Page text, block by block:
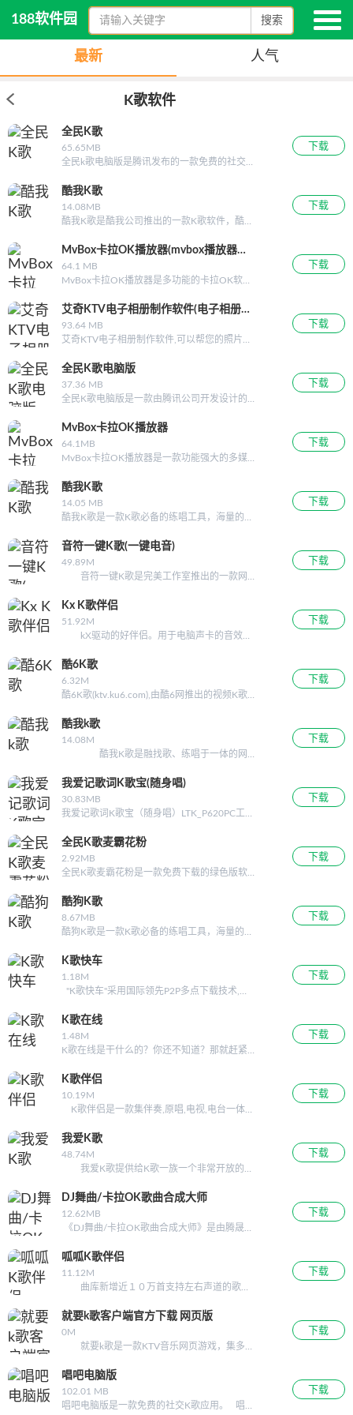
188软件园 搜索
最新 人气
K歌软件
全民K歌
65.65MB
全民k歌电脑版是腾讯发布的一款免费的社交K
音、好友擂台、趣味互动以及社交分享功能。
全民k歌电脑版可模拟KTV、演唱会、剧场、露
天广场等多种音效，让你的演唱瞬间高大上。
登录，支持点歌、录歌、录MV,调音，作品保
存和发布。喜欢K歌的你千万不要错过了哦！
赶快来下载体验吧！ 全民k歌功能介绍：
五音不全?也能唱! 全民k歌电脑版,就
下载
酷我K歌
14.08MB
酷我K歌是酷我公司推出的一款K歌软件，酷我
软件，其中庞大的音乐库能给酷我K歌用户带
来良好的使用体验，任何歌曲伴奏、原版MV
一搜就能找到。酷我K歌让用户足不出户就能
官方免费下载的小伙伴们可到188软件园进行
下载，188软件园为你提供酷我K歌软件下载。
酷我K歌下载/酷我K歌官方下载 酷我K歌软
件特色 练唱图谱 酷我K歌有超强的练
像!
下载
MvBox卡拉OK播放器(mvbox播放器
mvbox虚拟视频)
64.1 MB
MvBox卡拉OK播放器是多功能的卡拉OK软
音乐播放、卡拉OK伴奏、虚拟视频、音乐管
理、个人空间等众多功能于一身。mvbox播放
器(mvbox6.0
下载
艾奇KTV电子相册制作软件(电子相册软
件)
93.64 MB
艾奇KTV电子相册制作软件,可以帮您的照片配
幕。艾奇KTV电子相册软件能制作出变色歌词
效果的卡拉ok视频。这一切只需几分钟的简单
操作，就能输出DVD、VCD、MP4、
的电子相册，轻松分享到视频网站和各种移动
设备观赏。艾奇KTV电子相册软件提供炫酷的
文字效果、丰富的相框和点缀图，更支持输出
高清画质的视频格式。软件自带 《艾奇卡拉ok
下载
全民K歌电脑版
37.36 MB
全民K歌电脑版是一款由腾讯公司开发设计的
有好友擂台、专业混音、智能打分、趣味互动
以及社交常见的分享、交流功能。全民K歌官
网还在新版本中增加了清唱功能、自建大赛
下载
MvBox卡拉OK播放器
64.1MB
MvBox卡拉OK播放器是一款功能强大的多媒
歌、虚拟视频、特效处理、屏幕捕获、音乐管
理、互动交友等众多功能于一身。mvbox其小
巧精致、操作简捷、功能强大的特点
下载
酷我K歌
14.05 MB
酷我K歌是一款K歌必备的练唱工具，海量的歌
单，带给你全新的K歌体验。本站提供酷我k歌
2013官方免费下载。酷我K歌3.2.0.6更新要
点：1、优化了歌曲上传2
下载
音符一键K歌(一键电音)
49.89M
音符一键K歌是完美工作室推出的一款网
出各种与众不同的声音效果，男生女生都可以
音质清...
下载
Kx K歌伴侣
51.92M
kX驱动的好伴侣。用于电脑声卡的音效软
范围已经覆盖YY、QT、9158等各大语音平...
下载
酷6K歌
6.32M
酷6K歌(ktv.ku6.com),由酷6网推出的视频K歌
唱、视频面对面聊天.超清...
下载
酷我k歌
14.08M
酷我K歌是融找歌、练唱于一体的网
分功能，让你足不出户成为K唱达人。酷我K歌
是一...
下载
我爱记歌词K歌宝(随身唱)
30.83MB
我爱记歌词K歌宝（随身唱）LTK_P620PC工具
导入网络下载的正版音乐以及自己拍摄的数码
照片 功能： 1.导入KAR文件 2.导入
下载
全民K歌麦霸花粉
2.92MB
全民K歌麦霸花粉是一款免费下载的绿色版软
关注我们的二维码，分享和做任务可以获得额
外的奖励。 使用方法 1.打开软件
2.填写歌手、歌名或者歌曲
下载
酷狗K歌
8.67MB
酷狗K歌是一款K歌必备的练唱工具，海量的歌
单，带给你全新的K歌体验。 酷狗K歌
2012官方免费版是一款K歌必备的在线唱歌软
件，酷狗K歌2012官方免费版
下载
K歌快车
1.18M
"K歌快车"采用国际领先P2P多点下载技术,保
www.kk07.com网...
下载
K歌在线
1.48M
K歌在线是干什么的？你还不知道？那就赶紧
而言，就是在网上K歌用的，并且在K歌的同
时，...
下载
K歌伴侣
10.19M
K歌伴侣是一款集伴奏,原唱,电视,电台一体的
下载
我爱K歌
48.74M
我爱K歌提供给K歌一族一个非常开放的网
与亲朋好友分享在线K歌的欢乐！ 同时可
以结...
下载
DJ舞曲/卡拉OK歌曲合成大师
12.62MB
《DJ舞曲/卡拉OK歌曲合成大师》是由腾晟软
乐合成左右声道分开的卡拉OK歌曲,或混叠成
DJ舞曲的音频处理软件。支持自己录制的各种
格式的原唱歌曲和伴奏
下载
呱呱K歌伴侣
11.12M
曲库新增近１０万首支持左右声道的歌
下载
就要k歌客户端官方下载 网页版
0M
就要k歌是一款KTV音乐网页游戏，集多人
一体。玩家可以在这里创建自己的KTV包间...
下载
唱吧电脑版
102.01 MB
唱吧电脑版是一款免费的社交K歌应用。 唱吧
下载